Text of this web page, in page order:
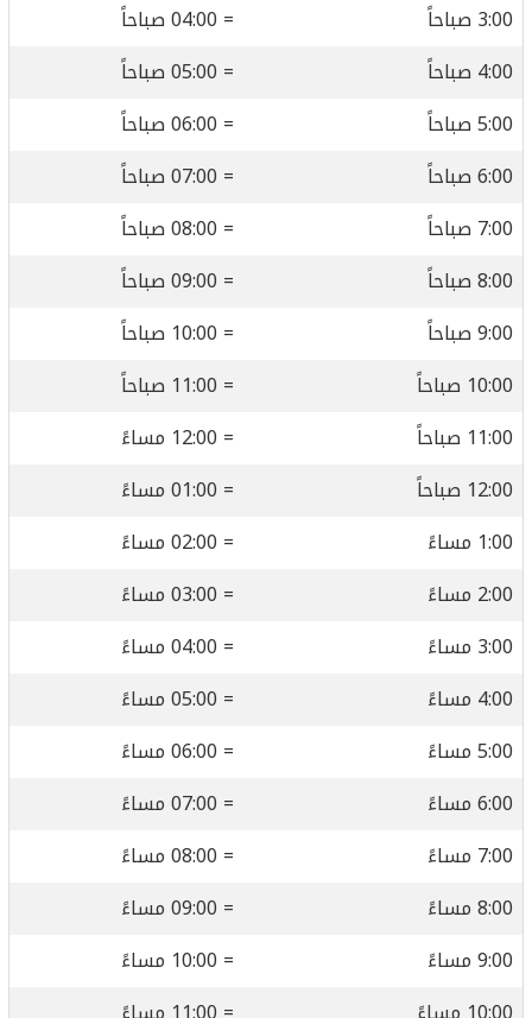
3:00 صباحاً
= 04:00 صباحاً
4:00 صباحاً
= 05:00 صباحاً
5:00 صباحاً
= 06:00 صباحاً
6:00 صباحاً
= 07:00 صباحاً
7:00 صباحاً
= 08:00 صباحاً
8:00 صباحاً
= 09:00 صباحاً
9:00 صباحاً
= 10:00 صباحاً
10:00 صباحاً
= 11:00 صباحاً
11:00 صباحاً
= 12:00 مساءً
12:00 صباحاً
= 01:00 مساءً
1:00 مساءً
= 02:00 مساءً
2:00 مساءً
= 03:00 مساءً
3:00 مساءً
= 04:00 مساءً
4:00 مساءً
= 05:00 مساءً
5:00 مساءً
= 06:00 مساءً
6:00 مساءً
= 07:00 مساءً
7:00 مساءً
= 08:00 مساءً
8:00 مساءً
= 09:00 مساءً
9:00 مساءً
= 10:00 مساءً